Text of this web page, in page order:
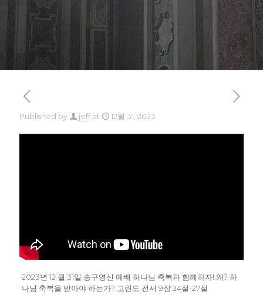
Published by jeff at 12월 31, 2023
2023년 12 월 31일 송구영신 예배 하나님 축복과 함께하자! 왜? 하
나님 축복을 받아야 하는가? 고린도 전서 9장 24절-27절